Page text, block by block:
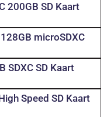
200GB SD Kaart
microSDXC
SDXC SD Kaart
Speed SD Kaart